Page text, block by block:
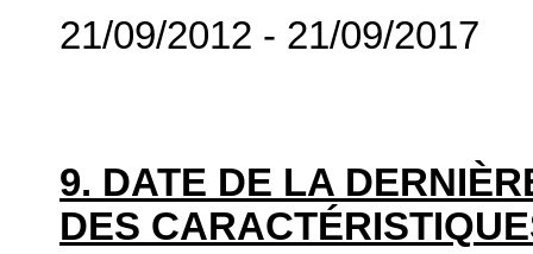
21/09/2012 - 21/09/2017
9. DATE DE LA
DES